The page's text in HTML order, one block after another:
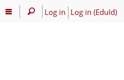
Log in Log in (EduId)